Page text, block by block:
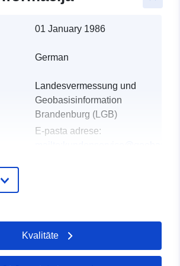
01 January 1986
German
Landesvermessung und
Geobasisinformation
Brandenburg (LGB)
E-pasta adrese:
Jaunākā informācija par
02 August 2026
Kvalitāte